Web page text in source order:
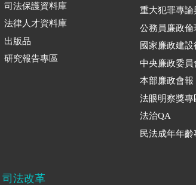
司法保護資料庫
法律人才資料庫
出版品
研究報告專區
重大犯罪專論
公務員廉政倫
國家廉政建
中央廉政委員
本部廉政會報
法眼明察獎專
法治QA
民法成年年齡
司法改革